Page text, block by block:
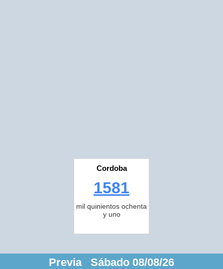
Cordoba
1581
mil quinientos ochenta
y uno
Previa Sábado 08/08/26